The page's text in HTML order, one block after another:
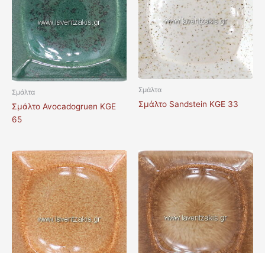
Σμάλτα
Σμάλτο Avocadogruen KGE
65
Σμάλτα
Σμάλτο Sandstein KGE 33